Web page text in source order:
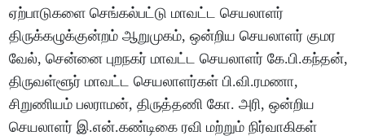
ஏற்பாடுகளை செங்கல்பட்டு மாவட்ட செயலாளர்
திருக்கழுக்குன்றம் ஆறுமுகம், ஒன்றிய செயலாளர் குமர
வேல், சென்னை புறநகர் மாவட்ட செயலாளர் கே.பி.கந்தன்,
திருவள்ளூர் மாவட்ட செயலாளர்கள் பி.வி.ரமணா,
சிறுணியம் பலராமன், திருத்தணி கோ. அரி, ஒன்றிய
செயலாளர் இ.என்.கண்டிகை ரவி மற்றும் நிர்வாகிகள்